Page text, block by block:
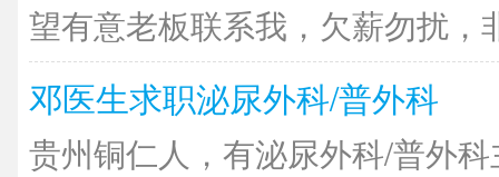
望有意老板联系我，欠薪勿扰，
邓医生求职泌尿外科/普外科
贵州铜仁人，有泌尿外科/普外